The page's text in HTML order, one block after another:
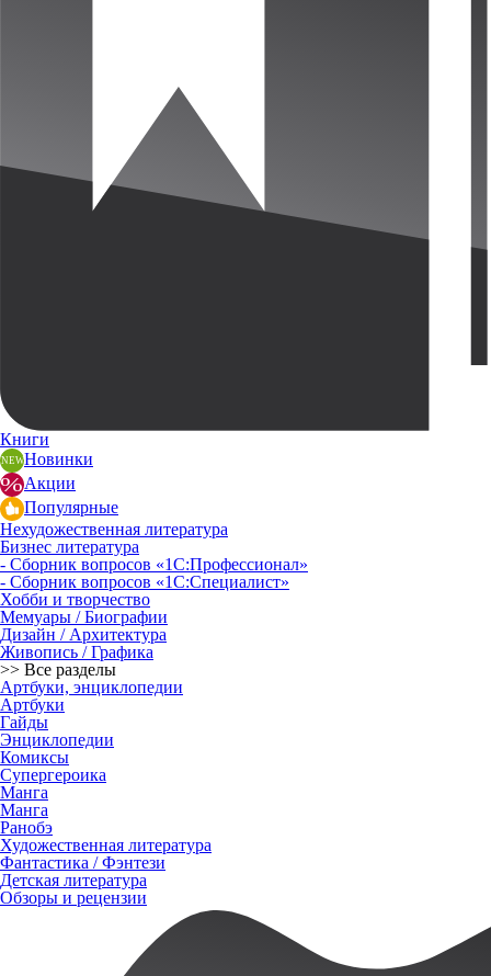
Книги
Новинки
Акции
Популярные
Нехудожественная литература
Бизнес литература
- Сборник вопросов «1С:Профессионал»
- Сборник вопросов «1С:Специалист»
Хобби и творчество
Мемуары / Биографии
Дизайн / Архитектура
Живопись / Графика
>> Все разделы
Артбуки, энциклопедии
Артбуки
Гайды
Энциклопедии
Комиксы
Супергероика
Манга
Манга
Ранобэ
Художественная литература
Фантастика / Фэнтези
Детская литература
Обзоры и рецензии